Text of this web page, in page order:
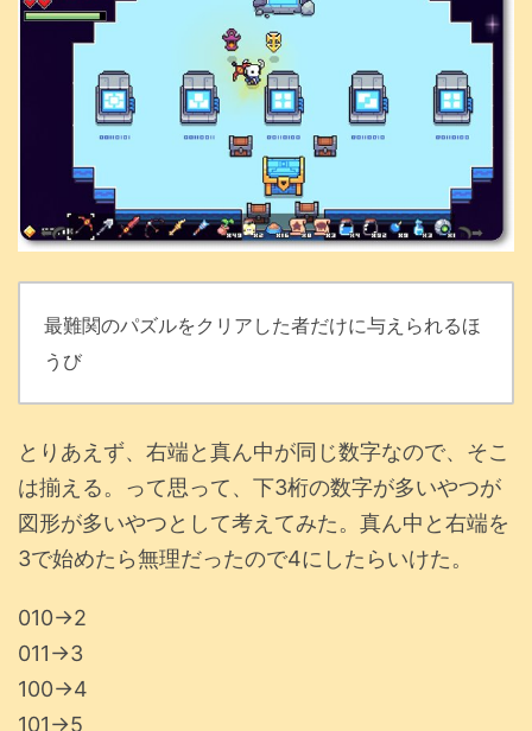
最難関のパズルをクリアした者だけに与えられるほ
うび
とりあえず、右端と真ん中が同じ数字なので、そこ
は揃える。って思って、下3桁の数字が多いやつが
図形が多いやつとして考えてみた。真ん中と右端を
3で始めたら無理だったので4にしたらいけた。
010→2
011→3
100→4
101→5